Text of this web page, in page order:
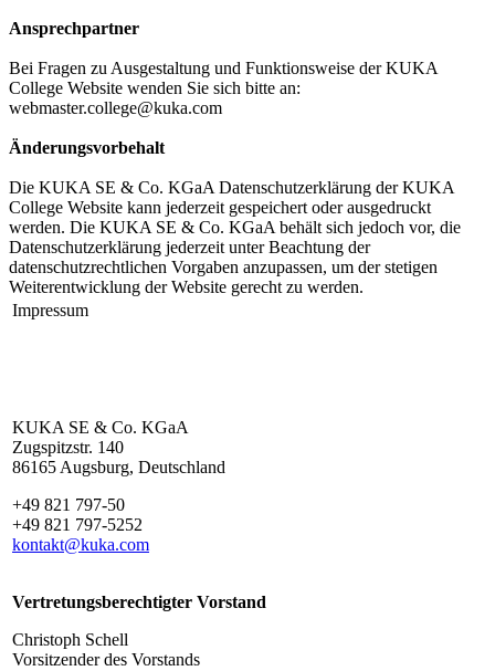
Ansprechpartner
Bei Fragen zu Ausgestaltung und Funktionsweise der KUKA
College Website wenden Sie sich bitte an:
webmaster.college@kuka.com
Änderungsvorbehalt
Die KUKA SE & Co. KGaA Datenschutzerklärung der KUKA
College Website kann jederzeit gespeichert oder ausgedruckt
werden. Die KUKA SE & Co. KGaA behält sich jedoch vor, die
Datenschutzerklärung jederzeit unter Beachtung der
datenschutzrechtlichen Vorgaben anzupassen, um der stetigen
Weiterentwicklung der Website gerecht zu werden.
Impressum
KUKA SE & Co. KGaA
Zugspitzstr. 140
86165 Augsburg, Deutschland
+49 821 797-50
+49 821 797-5252
kontakt@kuka.com
Vertretungsberechtigter Vorstand
Christoph Schell
Vorsitzender des Vorstands